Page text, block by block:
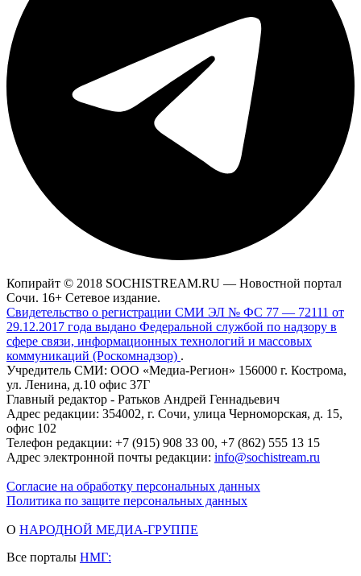
Копирайт © 2018 SOCHISTREAM.RU — Новостной портал
Сочи. 16+ Сетевое издание.
Свидетельство о регистрации СМИ ЭЛ № ФС 77 — 72111 от
29.12.2017 года выдано Федеральной службой по надзору в
сфере связи, информационных технологий и массовых
коммуникаций (Роскомнадзор) .
Учредитель СМИ: ООО «Медиа-Регион» 156000 г. Кострома,
ул. Ленина, д.10 офис 37Г
Главный редактор - Ратьков Андрей Геннадьевич
Адрес редакции: 354002, г. Сочи, улица Черноморская, д. 15,
офис 102
Телефон редакции: +7 (915) 908 33 00, +7 (862) 555 13 15
Адрес электронной почты редакции: info@sochistream.ru
Согласие на обработку персональных данных
Политика по защите персональных данных
О НАРОДНОЙ МЕДИА-ГРУППЕ
Все порталы НМГ: